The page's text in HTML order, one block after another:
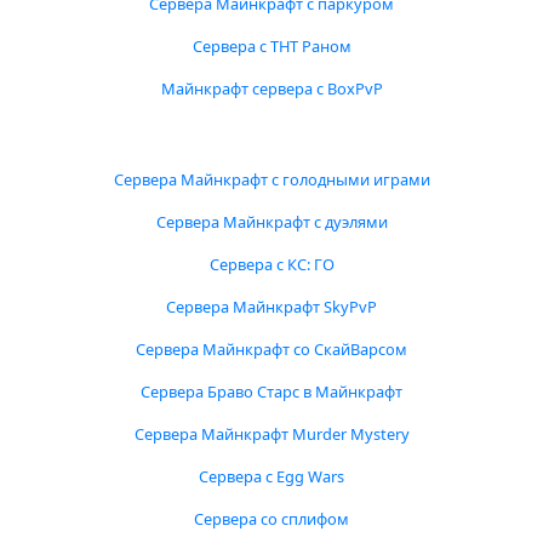
Сервера с ТНТ Раном
Майнкрафт сервера с BoxPvP
Сервера Майнкрафт с голодными играми
Сервера Майнкрафт с дуэлями
Сервера с КС: ГО
Сервера Майнкрафт SkyPvP
Сервера Майнкрафт со СкайВарсом
Сервера Браво Старс в Майнкрафт
Сервера Майнкрафт Murder Mystery
Сервера с Egg Wars
Сервера со сплифом